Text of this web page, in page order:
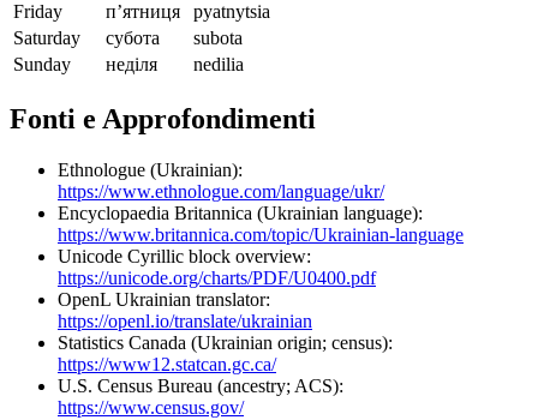
Friday
п’ятниця
pyatnytsia
Saturday
субота
subota
Sunday
неділя nedilia
Fonti e Approfondimenti
Ethnologue (Ukrainian):
https://www.ethnologue.com/language/ukr/
Encyclopaedia Britannica (Ukrainian language):
https://www.britannica.com/topic/Ukrainian-language
Unicode Cyrillic block overview:
https://unicode.org/charts/PDF/U0400.pdf
OpenL Ukrainian translator:
https://openl.io/translate/ukrainian
Statistics Canada (Ukrainian origin; census):
https://www12.statcan.gc.ca/
U.S. Census Bureau (ancestry; ACS):
https://www.census.gov/